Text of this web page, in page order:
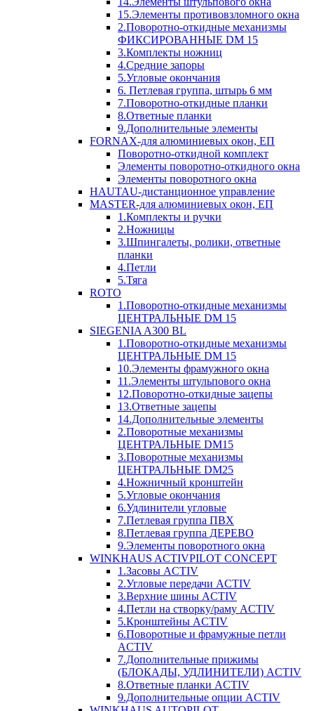
15.Элементы противовзломного окна
2.Поворотно-откидные механизмы
ФИКСИРОВАННЫЕ DM 15
3.Комплекты ножниц
4.Средние запоры
5.Угловые окончания
6. Петлевая группа, штырь 6 мм
7.Поворотно-откидные планки
8.Ответные планки
9.Дополнительные элементы
FORNAX-для алюминиевых окон, ЕП
Поворотно-откидной комплект
Элементы поворотно-откидного окна
Элементы поворотного окна
HAUTAU-дистанционное управление
MASTER-для алюминиевых окон, ЕП
1.Комплекты и ручки
2.Ножницы
3.Шпингалеты, ролики, ответные
планки
4.Петли
5.Тяга
ROTO
1.Поворотно-откидные механизмы
ЦЕНТРАЛЬНЫЕ DM 15
SIEGENIA A300 BL
1.Поворотно-откидные механизмы
ЦЕНТРАЛЬНЫЕ DM 15
10.Элементы фрамужного окна
11.Элементы штульпового окна
12.Поворотно-откидные зацепы
13.Ответные зацепы
14.Дополнительные элементы
2.Поворотные механизмы
ЦЕНТРАЛЬНЫЕ DM15
3.Поворотные механизмы
ЦЕНТРАЛЬНЫЕ DM25
4.Ножничный кронштейн
5.Угловые окончания
6.Удлинители угловые
7.Петлевая группа ПВХ
8.Петлевая группа ДЕРЕВО
9.Элементы поворотного окна
WINKHAUS ACTIVPILOT CONCEPT
1.Засовы ACTIV
2.Угловые передачи ACTIV
3.Верхние шины ACTIV
4.Петли на створку/раму ACTIV
5.Кронштейны ACTIV
6.Поворотные и фрамужные петли
ACTIV
7.Дополнительные прижимы
(БЛОКАДЫ, УДЛИНИТЕЛИ) ACTIV
8.Ответные планки ACTIV
9.Дополнительные опции ACTIV